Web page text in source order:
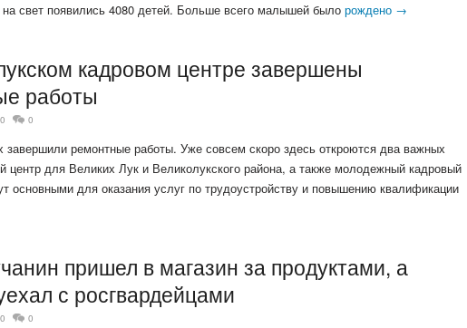
свет появились 4080 детей. Больше всего малышей было рождено →
кадровом центре завершены
работы
0
завершили ремонтные работы. Уже совсем скоро здесь откроются два важных
центр для Великих Лук и Великолукского района, а также молодежный кадровый
основными для оказания услуг по трудоустройству и повышению квалификации
пришел в магазин за продуктами, а
с росгвардейцами
0